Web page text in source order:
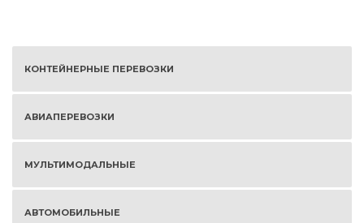
КОНТЕЙНЕРНЫЕ ПЕРЕВОЗКИ
АВИАПЕРЕВОЗКИ
МУЛЬТИМОДАЛЬНЫЕ
АВТОМОБИЛЬНЫЕ